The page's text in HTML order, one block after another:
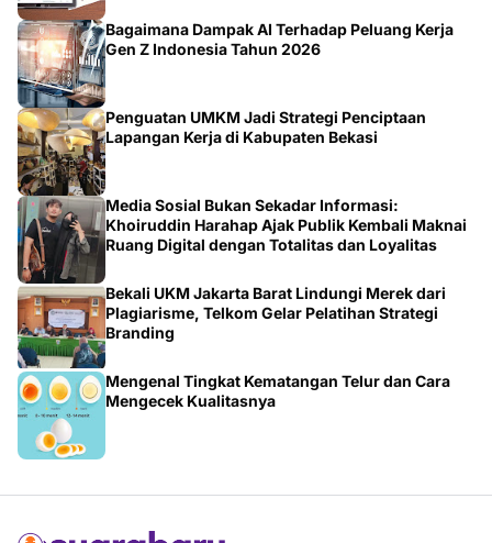
Gen Z Indonesia Tahun 2026
Lapangan Kerja di Kabupaten Bekasi
Khoiruddin Harahap Ajak Publik Kembali Maknai
Ruang Digital dengan Totalitas dan Loyalitas
Plagiarisme, Telkom Gelar Pelatihan Strategi
Branding
Mengecek Kualitasnya